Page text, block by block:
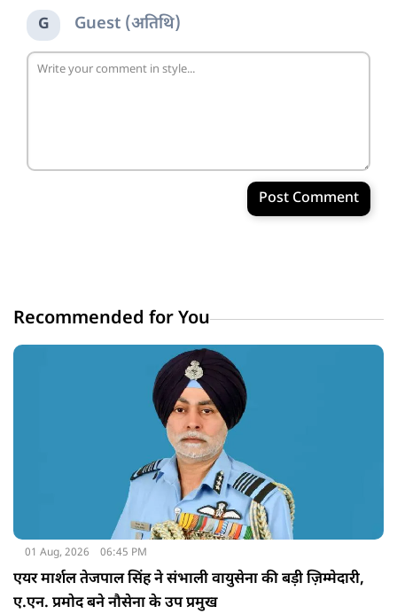
G Guest (अतिथि)
Post Comment
Recommended for You
01 Aug, 2026 06:45 PM
एयर मार्शल तेजपाल सिंह ने संभाली वायुसेना की बड़ी ज़िम्मेदारी,
ए.एन. प्रमोद बने नौसेना के उप प्रमुख